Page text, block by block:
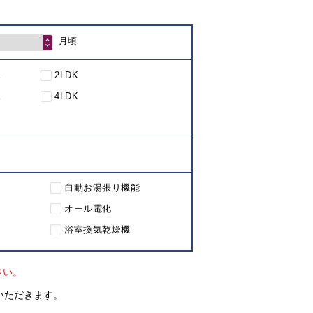
月頃
2LDK
4LDK
自動お湯張り機能
オール電化
浴室換気乾燥機
。
だきます。